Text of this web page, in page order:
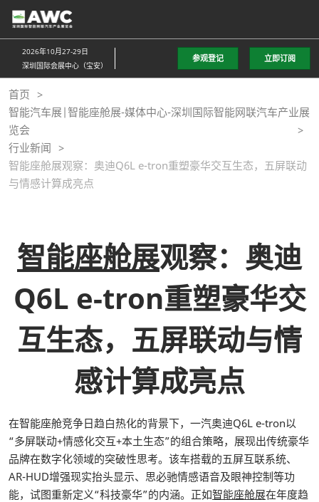
直
接
跳
至
内
容
2026年10月27-29日
深圳国际会展中心（宝安）
参观登记 立即订阅
首页
智能汽车展|智能座舱展-媒体中心-深圳国际智能网联汽车产业展
览会
行业新闻
智能座舱展观察：奥迪Q6L e-tron重塑豪华交互生态，五屏联动
与情感计算成亮点
智能座舱展观察：奥迪
Q6L e-tron重塑豪华交
互生态，五屏联动与情
感计算成亮点
在智能座舱竞争日趋白热化的背景下，一汽奥迪Q6L e-tron以
“多屏联动+情感化交互+本土生态”的组合策略，展现出传统豪华
品牌在数字化领域的突破性思考。该车搭载的五屏互联系统、
AR-HUD增强现实抬头显示、思必驰情感语音及眼神控制等功
能，试图重新定义“科技豪华”的内涵。正如智能座舱展在年度趋